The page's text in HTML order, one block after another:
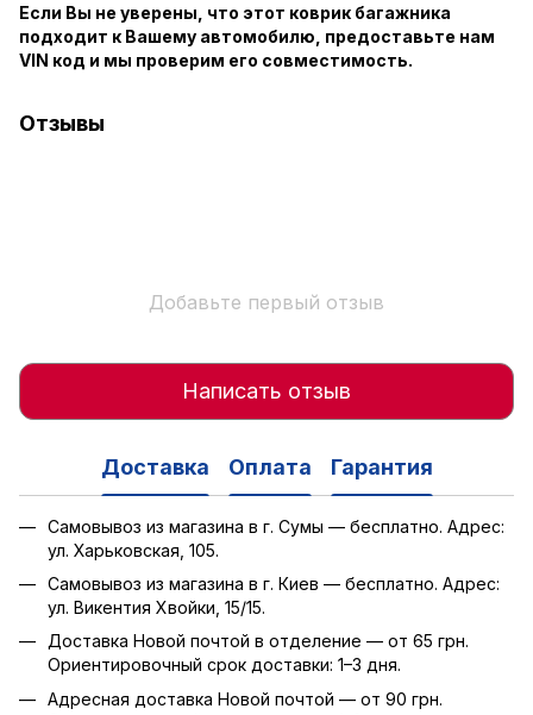
Если Вы не уверены, что этот коврик багажника
подходит к Вашему автомобилю, предоставьте нам
VIN код и мы проверим его совместимость.
Отзывы
Добавьте первый отзыв
Написать отзыв
Доставка Оплата Гарантия
Самовывоз из магазина в г. Сумы — бесплатно. Адрес:
ул. Харьковская, 105.
Самовывоз из магазина в г. Киев — бесплатно. Адрес:
ул. Викентия Хвойки, 15/15.
Доставка Новой почтой в отделение — от 65 грн.
Ориентировочный срок доставки: 1–3 дня.
Адресная доставка Новой почтой — от 90 грн.